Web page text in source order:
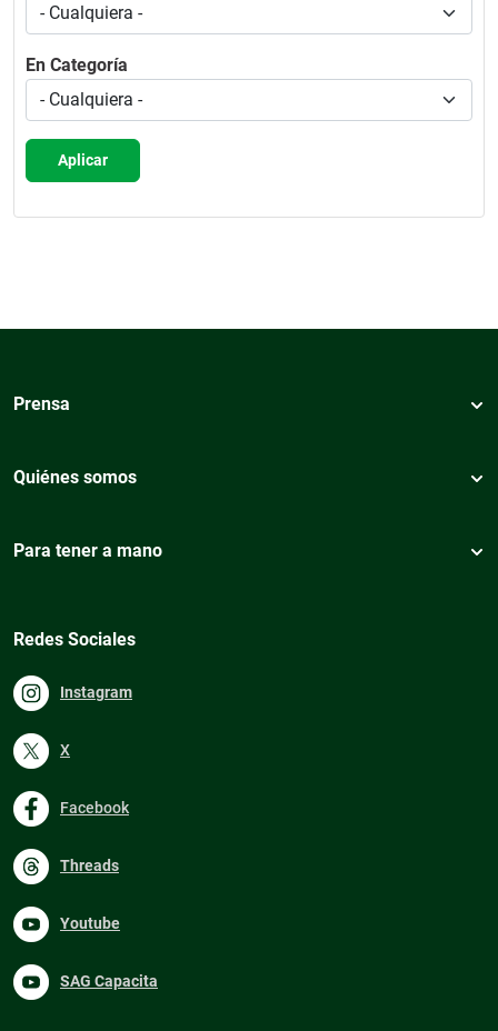
En Categoría
Aplicar
Prensa
Quiénes somos
Para tener a mano
Redes Sociales
Instagram
X
Facebook
Threads
Youtube
SAG Capacita